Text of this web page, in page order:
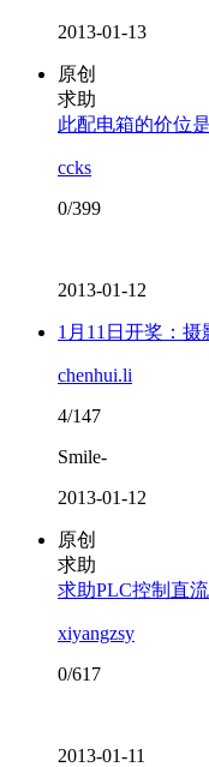
2013-01-13
原创
求助
此配电箱的价位
ccks
0/399
2013-01-12
1月11日开奖：
chenhui.li
4/147
Smile-
2013-01-12
原创
求助
求助PLC控制直
xiyangzsy
0/617
2013-01-11